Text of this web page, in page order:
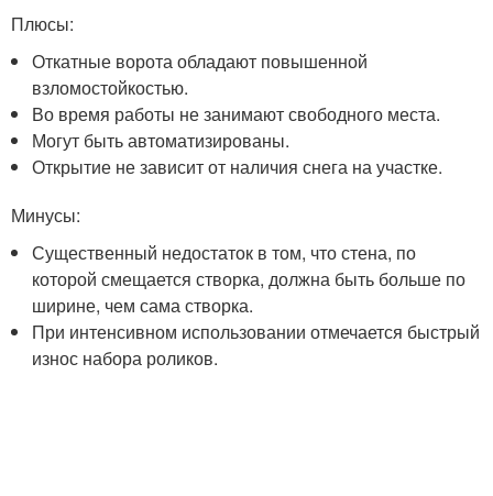
Плюсы:
Откатные ворота обладают повышенной
взломостойкостью.
Во время работы не занимают свободного места.
Могут быть автоматизированы.
Открытие не зависит от наличия снега на участке.
Минусы:
Существенный недостаток в том, что стена, по
которой смещается створка, должна быть больше по
ширине, чем сама створка.
При интенсивном использовании отмечается быстрый
износ набора роликов.